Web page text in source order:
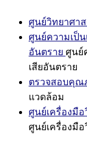
ศูนย์วิทยาศา
ศูนย์ความเป็น
อันตราย ศูนย์
เสียอันตราย
ตรวจสอบคุณ
แวดล้อม
ศูนย์เครื่องมือ
ศูนย์เครื่องมือ